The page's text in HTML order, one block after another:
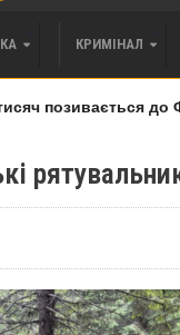
КРИМІНАЛ
позивається до